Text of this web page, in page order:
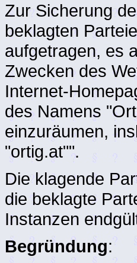
Zur Sicherung
beklagten
aufgetragen, es
Zwecken des
Internet-
des Namens
einzuräumen,
"ortig.at"".
Die klagende
die beklagte
Instanzen
Begründung: